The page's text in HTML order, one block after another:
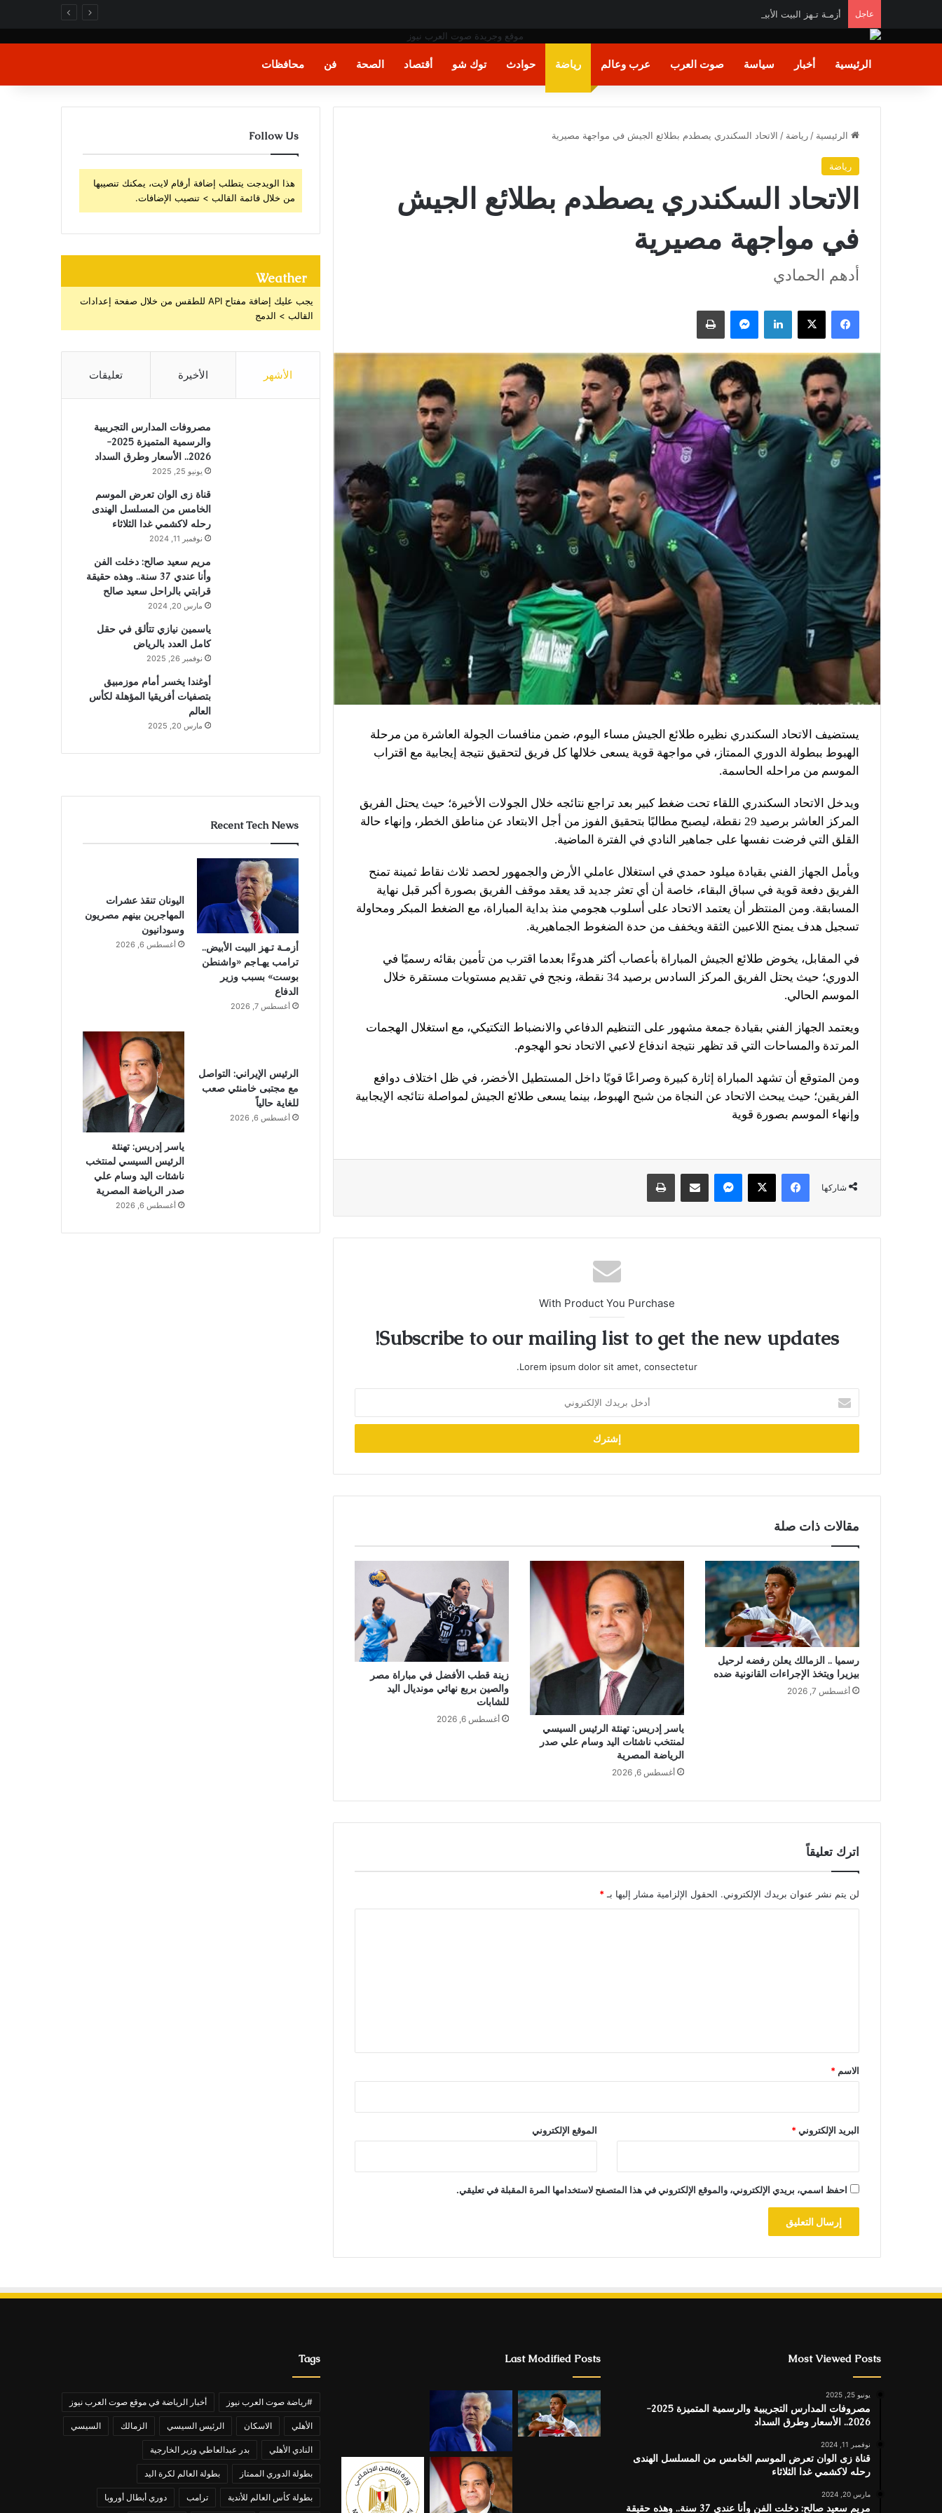
عاجل أزمـة تـهز البيت الأبيض.. ترامب يهـاجم «واشنطن بوست» بسبب وزير الدفاع
الرئيسية أخبار سياسة صوت العرب عرب وعالم رياضة حوادث توك شو أقتصاد الصحة فن محافظات
الرئيسية / رياضة / الاتحاد السكندري يصطدم بطلائع الجيش في مواجهة مصيرية
رياضة
الاتحاد السكندري يصطدم بطلائع الجيش
في مواجهة مصيرية
أدهم الحمادي
فيسبوك X لينكدإن ماسنجر طباعة
يستضيف الاتحاد السكندري نظيره طلائع الجيش مساء اليوم، ضمن منافسات الجولة العاشرة من مرحلة
الهبوط ببطولة الدوري الممتاز، في مواجهة قوية يسعى خلالها كل فريق لتحقيق نتيجة إيجابية مع اقتراب
الموسم من مراحله الحاسمة.
ويدخل الاتحاد السكندري اللقاء تحت ضغط كبير بعد تراجع نتائجه خلال الجولات الأخيرة؛ حيث يحتل الفريق
المركز العاشر برصيد 29 نقطة، ليصبح مطالبًا بتحقيق الفوز من أجل الابتعاد عن مناطق الخطر، وإنهاء حالة
القلق التي فرضت نفسها على جماهير النادي في الفترة الماضية.
ويأمل الجهاز الفني بقيادة ميلود حمدي في استغلال عاملي الأرض والجمهور لحصد ثلاث نقاط ثمينة تمنح
الفريق دفعة قوية في سباق البقاء، خاصة أن أي تعثر جديد قد يعقد موقف الفريق بصورة أكبر قبل نهاية
المسابقة. ومن المنتظر أن يعتمد الاتحاد على أسلوب هجومي منذ بداية المباراة، مع الضغط المبكر ومحاولة
تسجيل هدف يمنح اللاعبين الثقة ويخفف من حدة الضغوط الجماهيرية.
في المقابل، يخوض طلائع الجيش المباراة بأعصاب أكثر هدوءًا بعدما اقترب من تأمين بقائه رسميًا في
الدوري؛ حيث يحتل الفريق المركز السادس برصيد 34 نقطة، ونجح في تقديم مستويات مستقرة خلال
الموسم الحالي.
ويعتمد الجهاز الفني بقيادة جمعة مشهور على التنظيم الدفاعي والانضباط التكتيكي، مع استغلال الهجمات
المرتدة والمساحات التي قد تظهر نتيجة اندفاع لاعبي الاتحاد نحو الهجوم.
ومن المتوقع أن تشهد المباراة إثارة كبيرة وصراعًا قويًا داخل المستطيل الأخضر، في ظل اختلاف دوافع
الفريقين؛ حيث يبحث الاتحاد عن النجاة من شبح الهبوط، بينما يسعى طلائع الجيش لمواصلة نتائجه الإيجابية
وإنهاء الموسم بصورة قوية
شاركها
فيسبوك X ماسنجر مشاركة عبر البريد طباعة
With Product You Purchase
Subscribe to our mailing list to get the new updates!
Lorem ipsum dolor sit amet, consectetur.
بريدك
الإلكتروني
مقالات ذات صلة
رسميا .. الزمالك يعلن رفضه لرحيل
بيزيرا ويتخذ الإجراءات القانونية ضده
أغسطس 7, 2026
ياسر إدريس: تهنئة الرئيس السيسي
لمنتخب ناشئات اليد وسام علي صدر
الرياضة المصرية
أغسطس 6, 2026
زينة قطب الأفضل في مباراة مصر
والصين بربع نهائي مونديال اليد
للشابات
أغسطس 6, 2026
اترك تعليقاً
لن يتم نشر عنوان بريدك الإلكتروني. الحقول الإلزامية مشار إليها بـ *
*
الاسم *
البريد الإلكتروني* الموقع الإلكتروني
احفظ اسمي، بريدي الإلكتروني، والموقع الإلكتروني في هذا المتصفح لاستخدامها المرة المقبلة في تعليقي.
Follow Us
هذا الويدجت يتطلب إضافة أرقام لايت، يمكنك تنصيبها
من خلال قائمة القالب > تنصيب الإضافات.
Weather
يجب عليك إضافة مفتاح API للطقس من خلال صفحة إعدادات
القالب > الدمج
الأشهر الأخيرة تعليقات
مصروفات المدارس التجريبية
والرسمية المتميزة 2025-
2026.. الأسعار وطرق السداد
يونيو 25, 2025
قناة زى الوان تعرض الموسم
الخامس من المسلسل الهندى
رحله لاكشمي غدا الثلاثاء
نوفمبر 11, 2024
مريم سعيد صالح: دخلت الفن
وأنا عندي 37 سنة.. وهذه حقيقة
قرابتي بالراحل سعيد صالح
مارس 20, 2024
ياسمين نيازي تتألق في حقل
كامل العدد بالرياض
نوفمبر 26, 2025
أوغندا يخسر أمام موزمبيق
بتصفيات أفريقيا المؤهلة لكأس
العالم
مارس 20, 2025
Recent Tech News
أزمـة تـهز البيت الأبيض..
ترامب يهـاجم «واشنطن
بوست» بسبب وزير
الدفاع
أغسطس 7, 2026
اليونان تنقذ عشرات
المهاجرين بينهم مصريون
وسودانيون
أغسطس 6, 2026
الرئيس الإيراني: التواصل
مع مجتبى خامنئي صعب
للغاية حالياً
أغسطس 6, 2026
ياسر إدريس: تهنئة
الرئيس السيسي لمنتخب
ناشئات اليد وسام علي
صدر الرياضة المصرية
أغسطس 6, 2026
Most Viewed Posts
يونيو 25, 2025
مصروفات المدارس التجريبية والرسمية المتميزة 2025-
2026.. الأسعار وطرق السداد
نوفمبر 11, 2024
قناة زى الوان تعرض الموسم الخامس من المسلسل الهندى
رحله لاكشمي غدا الثلاثاء
مارس 20, 2024
مريم سعيد صالح: دخلت الفن وأنا عندي 37 سنة.. وهذه حقيقة
Last Modified Posts
Tags
#رياضة صوت العرب نيوز أخبار الرياضة في موقع صوت العرب نيوز
الأهلي الاسكان الرئيس السيسي الزمالك السيسي
النادي الأهلي بدر عبدالعاطي وزير الخارجية
بطولة الدوري الممتاز بطولة العالم لكرة اليد
بطولة كأس العالم للأندية ترامب دوري أبطال أوروبا